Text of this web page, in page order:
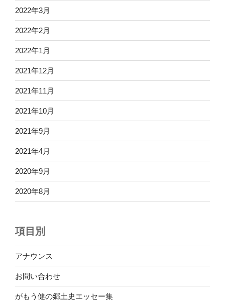
2022年3月
2022年2月
2022年1月
2021年12月
2021年11月
2021年10月
2021年9月
2021年4月
2020年9月
2020年8月
項目別
アナウンス
お問い合わせ
がもう健の郷土史エッセー集